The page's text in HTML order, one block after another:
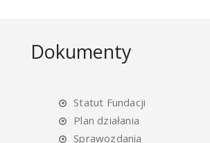
Dokumenty
Statut Fundacji
Plan działania
Sprawozdania